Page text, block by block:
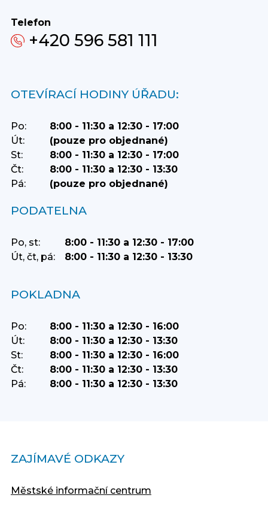
Telefon
+420 596 581 111
OTEVÍRACÍ HODINY ÚŘADU:
Po:
8:00 - 11:30 a 12:30 - 17:00
Út:
(pouze pro objednané)
St:
8:00 - 11:30 a 12:30 - 17:00
Čt:
8:00 - 11:30 a 12:30 - 13:30
Pá:
(pouze pro objednané)
PODATELNA
Po, st:
8:00 - 11:30 a 12:30 - 17:00
Út, čt, pá:
8:00 - 11:30 a 12:30 - 13:30
POKLADNA
Po:
8:00 - 11:30 a 12:30 - 16:00
Út:
8:00 - 11:30 a 12:30 - 13:30
St:
8:00 - 11:30 a 12:30 - 16:00
Čt:
8:00 - 11:30 a 12:30 - 13:30
Pá:
8:00 - 11:30 a 12:30 - 13:30
ZAJÍMAVÉ ODKAZY
Městské informační centrum